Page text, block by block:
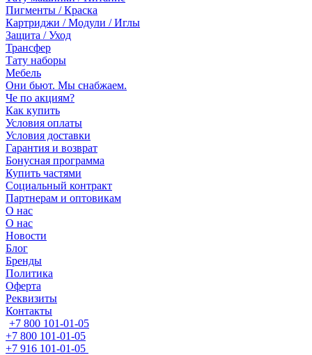
Пигменты / Краска
Картриджи / Модули / Иглы
Защита / Уход
Трансфер
Тату наборы
Мебель
Они бьют. Мы снабжаем.
Че по акциям?
Как купить
Условия оплаты
Условия доставки
Гарантия и возврат
Бонусная программа
Купить частями
Социальный контракт
Партнерам и оптовикам
О нас
О нас
Новости
Блог
Бренды
Политика
Оферта
Реквизиты
Контакты
+7 800 101-01-05
+7 800 101-01-05
+7 916 101-01-05